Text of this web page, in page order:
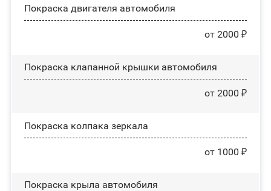
Покраска двигателя автомобиля
от 2000 ₽
Покраска клапанной крышки автомобиля
от 2000 ₽
Покраска колпака зеркала
от 1000 ₽
Покраска крыла автомобиля